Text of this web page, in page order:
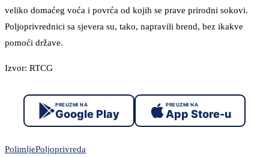
veliko domaćeg voća i povrća od kojih se prave prirodni sokovi.
Poljoprivrednici sa sjevera su, tako, napravili brend, bez ikakve
pomoći države.
Izvor: RTCG
PREUZMI NA
Google Play
PREUZMI NA
App Store-u
PolimljePoljoprivreda